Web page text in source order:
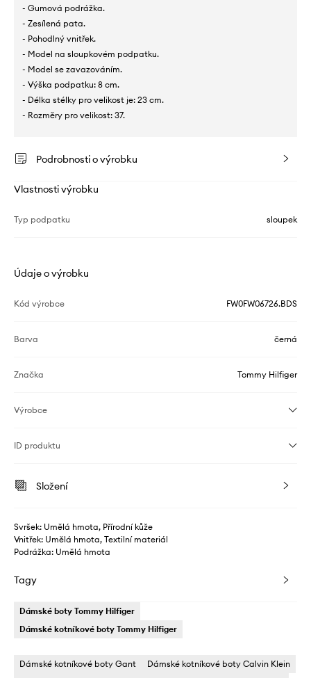
- Gumová podrážka.
- Zesílená pata.
- Pohodlný vnitřek.
- Model na sloupkovém podpatku.
- Model se zavazováním.
- Výška podpatku: 8 cm.
- Délka stélky pro velikost je: 23 cm.
- Rozměry pro velikost: 37.
Podrobnosti o výrobku
Vlastnosti výrobku
Typ podpatku sloupek
Údaje o výrobku
Kód výrobce FW0FW06726.BDS
Barva černá
Značka Tommy Hilfiger
Výrobce
ID produktu
Složení
Svršek: Umělá hmota, Přírodní kůže
Vnitřek: Umělá hmota, Textilní materiál
Podrážka: Umělá hmota
Tagy
Dámské boty Tommy Hilfiger
Dámské kotníkové boty Tommy Hilfiger
Dámské kotníkové boty Gant
Dámské kotníkové boty Calvin Klein